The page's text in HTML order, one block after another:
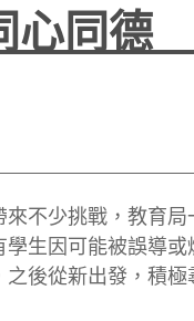
心同德
少挑戰，教育局
生因可能被誤導
後從新出發，積